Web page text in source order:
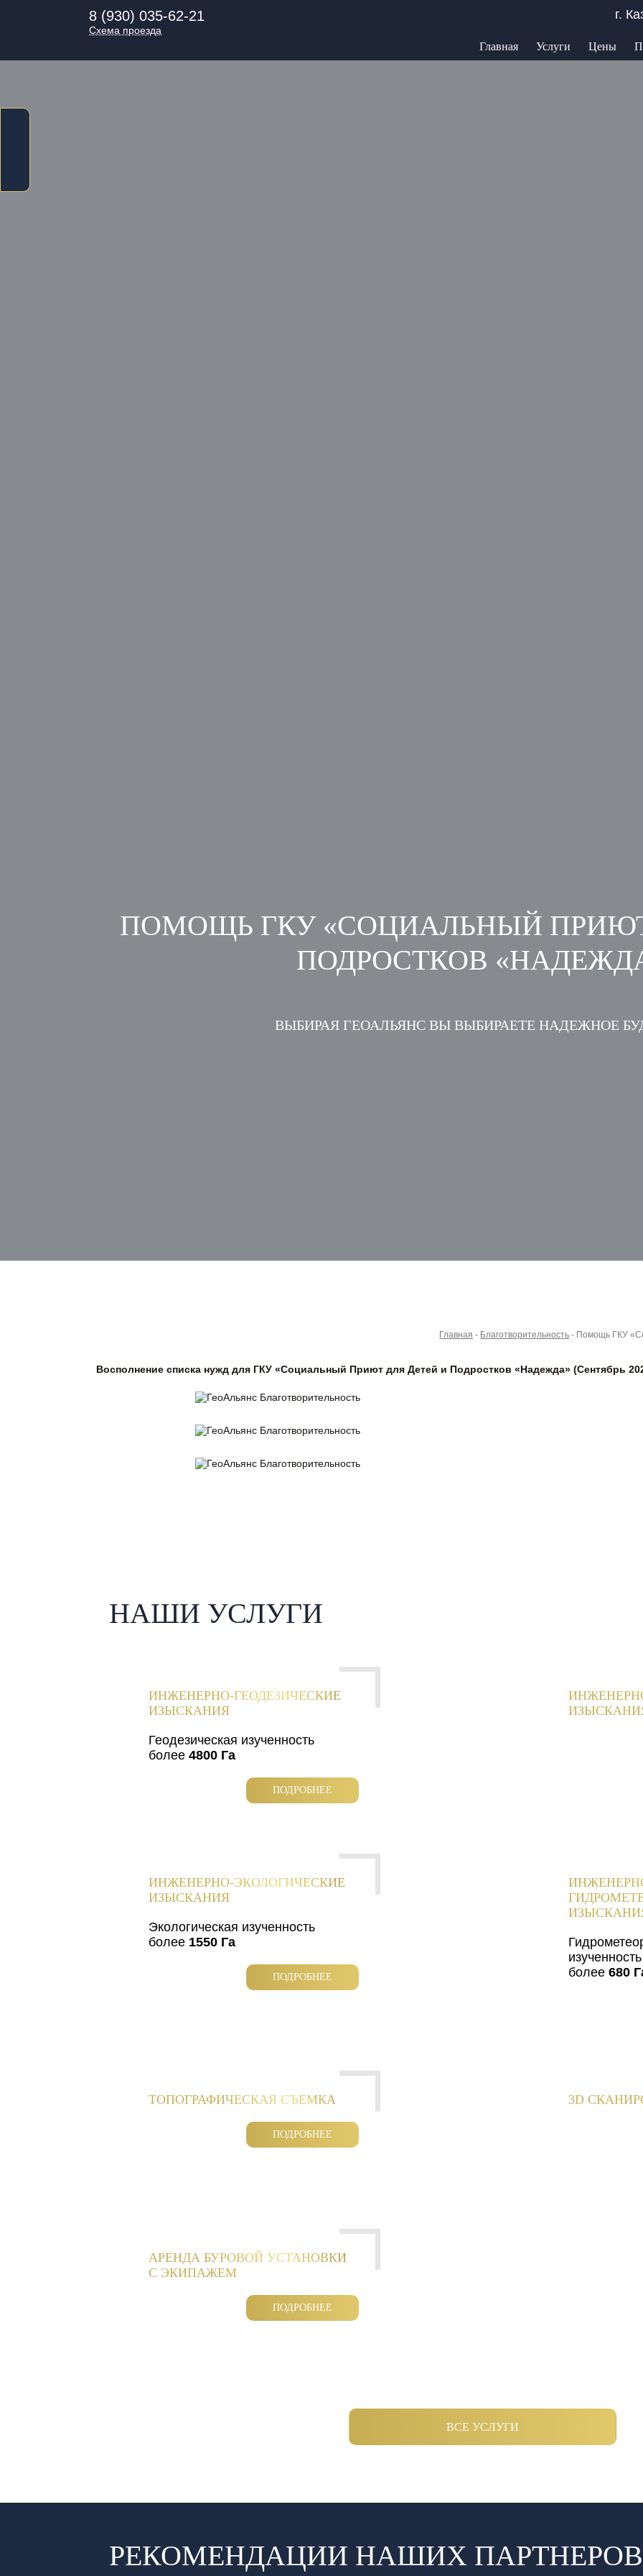
8 (930) 035-62-21
Схема проезда
г.
Главная Услуги Цены
ПОМОЩЬ ГКУ «СОЦИАЛЬНЫЙ
ПОДРОСТКОВ
ВЫБИРАЯ ГЕОАЛЬЯНС ВЫ ВЫБИРАЕТЕ НАДЕЖНОЕ
Главная - Благотворительность - Помощь ГКУ
Восполнение списка нужд для ГКУ «Социальный Приют для Детей и Подростков «Надежда» (Сентябрь
НАШИ УСЛУГИ
ИНЖЕНЕРНО-ГЕОДЕЗИЧЕСКИЕ
ИЗЫСКАНИЯ
Геодезическая изученность
более 4800 Га
ПОДРОБНЕЕ
ИНЖЕНЕРНО-ЭКОЛОГИЧЕСКИЕ
ИЗЫСКАНИЯ
Экологическая изученность
более 1550 Га
ПОДРОБНЕЕ
изученность
более 680
ТОПОГРАФИЧЕСКАЯ СЪЕМКА
ПОДРОБНЕЕ
3D
АРЕНДА БУРОВОЙ УСТАНОВКИ
С ЭКИПАЖЕМ
ПОДРОБНЕЕ
ВСЕ УСЛУГИ
РЕКОМЕНДАЦИИ НАШИХ ПАРТНЕРОВ